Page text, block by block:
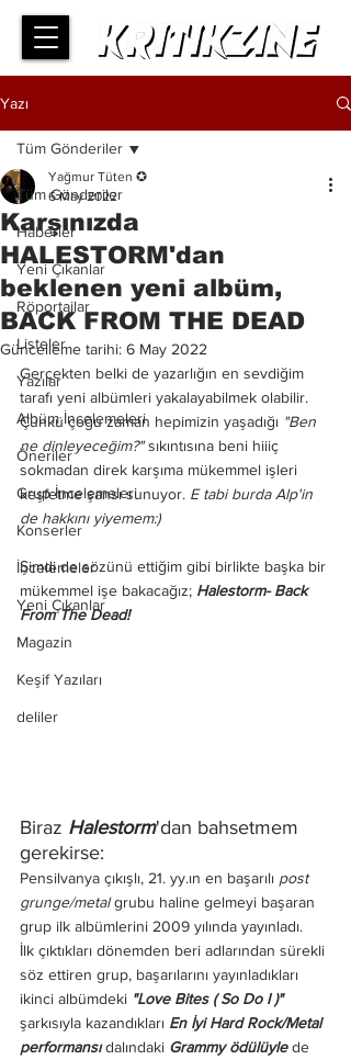
Yazı
Tüm Gönderiler
Haberler
Yeni Çıkanlar
Röportajlar
Listeler
Yazılar
Albüm İncelemeleri
Öneriler
Grup İncelemeleri
Konserler
İncelemeler
Yeni Çıkanlar
Magazin
Keşif Yazıları
deliler
Tüm Gönderiler
Karşınızda
HALESTORM'dan
beklenen yeni albüm,
BACK FROM THE DEAD
Yağmur Tüten ✪
6 May 2022
Güncelleme tarihi: 6 May 2022
Gerçekten belki de yazarlığın en sevdiğim
tarafı yeni albümleri yakalayabilmek olabilir.
Çünkü çoğu zaman hepimizin yaşadığı "Ben
ne dinleyeceğim?" sıkıntısına beni hiiiç
sokmadan direk karşıma mükemmel işleri
keşfetme şansı sunuyor. E tabi burda Alp'in
de hakkını yiyemem:)
Şimdi de sözünü ettiğim gibi birlikte başka bir
mükemmel işe bakacağız; Halestorm- Back
From The Dead!
Biraz Halestorm'dan bahsetmem
gerekirse:
Pensilvanya çıkışlı, 21. yy.ın en başarılı post
grunge/metal grubu haline gelmeyi başaran
grup ilk albümlerini 2009 yılında yayınladı.
İlk çıktıkları dönemden beri adlarından sürekli
söz ettiren grup, başarılarını yayınladıkları
ikinci albümdeki "Love Bites ( So Do I )"
şarkısıyla kazandıkları En İyi Hard Rock/Metal
performansı dalındaki Grammy ödülüyle de